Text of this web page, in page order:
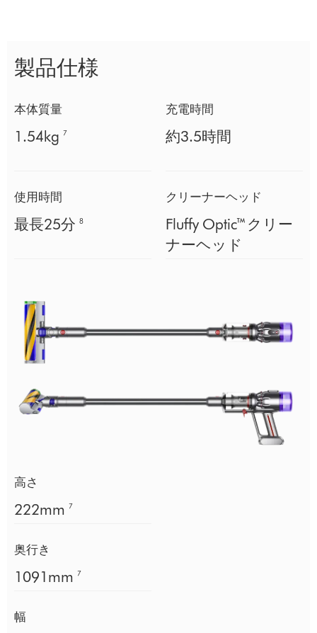
製品仕様
本体質量
1.54kg 7
充電時間
約3.5時間
使用時間
最長25分 8
クリーナーヘッド
Fluffy Optic™クリー
ナーヘッド
高さ
222mm 7
奥行き
1091mm 7
幅